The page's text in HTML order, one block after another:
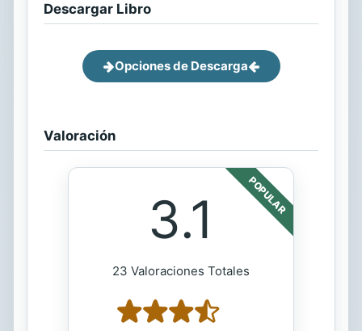
Descargar Libro
Opciones de Descarga
Valoración
POPULAR
3.1
23 Valoraciones Totales